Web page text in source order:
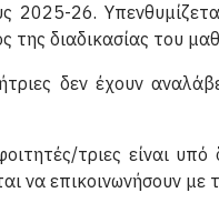
2025-26.
της διαδικασίας του
δεν έχουν
τριες είναι
να επικοινωνήσουν με